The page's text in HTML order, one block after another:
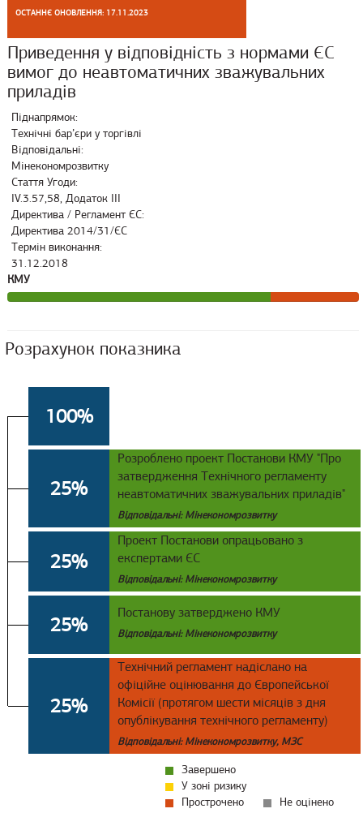
ОСТАННЄ ОНОВЛЕННЯ: 17.11.2023
Приведення у відповідність з нормами ЄС
вимог до неавтоматичних зважувальних
приладів
Піднапрямок:
Технічні бар’єри у торгівлі
Відповідальні:
Мінекономрозвитку
Стаття Угоди:
IV.3.57,58, Додаток III
Директива / Регламент ЄС:
Директива 2014/31/ЄС
Термін виконання:
31.12.2018
КМУ
Розрахунок показника
100%
25%
Розроблено проект Постанови КМУ "Про
затвердження Технічного регламенту
неавтоматичних зважувальних приладів"
Відповідальні: Мінекономрозвитку
25%
Проект Постанови опрацьовано з
експертами ЄС
Відповідальні: Мінекономрозвитку
25% Постанову затверджено КМУ
Відповідальні: Мінекономрозвитку
25%
Технічний регламент надіслано на
офіційне оцінювання до Європейської
Комісії (протягом шести місяців з дня
опублікування технічного регламенту)
Відповідальні: Мінекономрозвитку, МЗС
Завершено
У зоні ризику
Прострочено
Не оцінено